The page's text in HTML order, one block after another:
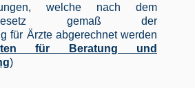
welche nach dem
gemaß der
für Ärzte abgerechnet werden
für Beratung und
)